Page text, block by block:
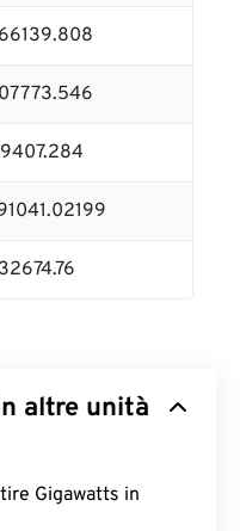
altre unità
Gigawatts in